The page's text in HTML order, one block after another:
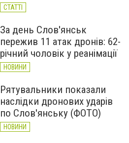
СТАТТІ
За день Слов'янськ
пережив 11 атак дронів: 62-
річний чоловік у реанімації
НОВИНИ
Рятувальники показали
наслідки дронових ударів
по Слов'янську (ФОТО)
НОВИНИ